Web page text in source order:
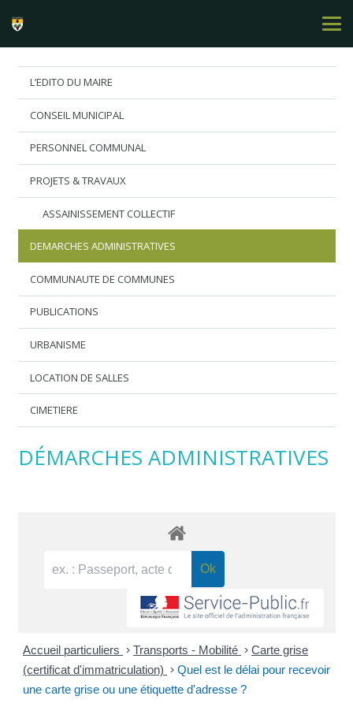
L’EDITO DU MAIRE
CONSEIL MUNICIPAL
PERSONNEL COMMUNAL
PROJETS & TRAVAUX
ASSAINISSEMENT COLLECTIF
DEMARCHES ADMINISTRATIVES
COMMUNAUTE DE COMMUNES
PUBLICATIONS
URBANISME
LOCATION DE SALLES
CIMETIERE
DÉMARCHES ADMINISTRATIVES
Accueil particuliers > Transports - Mobilité > Carte grise
(certificat d'immatriculation) > Quel est le délai pour recevoir
une carte grise ou une étiquette d'adresse ?